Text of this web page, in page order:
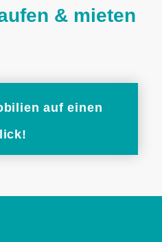
& mieten
auf einen